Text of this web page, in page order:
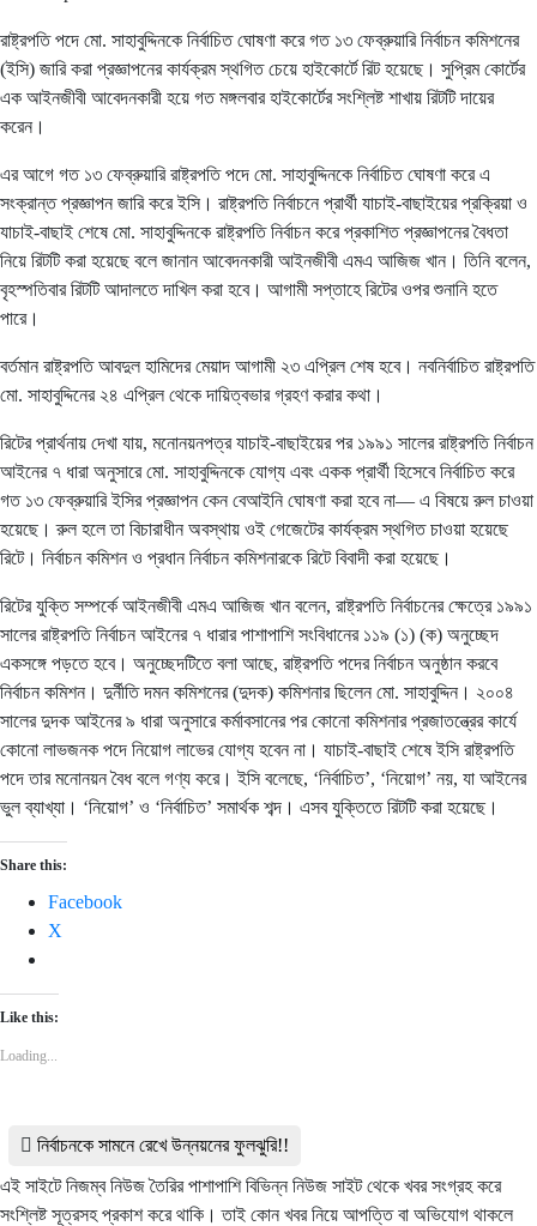
রাষ্ট্রপতি পদে মো. সাহাবুদ্দিনকে নির্বাচিত ঘোষণা করে গত ১৩ ফেব্রুয়ারি নির্বাচন কমিশনের
(ইসি) জারি করা প্রজ্ঞাপনের কার্যক্রম স্থগিত চেয়ে হাইকোর্টে রিট হয়েছে। সুপ্রিম কোর্টের
এক আইনজীবী আবেদনকারী হয়ে গত মঙ্গলবার হাইকোর্টের সংশ্লিষ্ট শাখায় রিটটি দায়ের
করেন।
এর আগে গত ১৩ ফেব্রুয়ারি রাষ্ট্রপতি পদে মো. সাহাবুদ্দিনকে নির্বাচিত ঘোষণা করে এ
সংক্রান্ত প্রজ্ঞাপন জারি করে ইসি। রাষ্ট্রপতি নির্বাচনে প্রার্থী যাচাই-বাছাইয়ের প্রক্রিয়া ও
যাচাই-বাছাই শেষে মো. সাহাবুদ্দিনকে রাষ্ট্রপতি নির্বাচন করে প্রকাশিত প্রজ্ঞাপনের বৈধতা
নিয়ে রিটটি করা হয়েছে বলে জানান আবেদনকারী আইনজীবী এমএ আজিজ খান। তিনি বলেন,
বৃহস্পতিবার রিটটি আদালতে দাখিল করা হবে। আগামী সপ্তাহে রিটের ওপর শুনানি হতে
পারে।
বর্তমান রাষ্ট্রপতি আবদুল হামিদের মেয়াদ আগামী ২৩ এপ্রিল শেষ হবে। নবনির্বাচিত রাষ্ট্রপতি
মো. সাহাবুদ্দিনের ২৪ এপ্রিল থেকে দায়িত্বভার গ্রহণ করার কথা।
রিটের প্রার্থনায় দেখা যায়, মনোনয়নপত্র যাচাই-বাছাইয়ের পর ১৯৯১ সালের রাষ্ট্রপতি নির্বাচন
আইনের ৭ ধারা অনুসারে মো. সাহাবুদ্দিনকে যোগ্য এবং একক প্রার্থী হিসেবে নির্বাচিত করে
গত ১৩ ফেব্রুয়ারি ইসির প্রজ্ঞাপন কেন বেআইনি ঘোষণা করা হবে না— এ বিষয়ে রুল চাওয়া
হয়েছে। রুল হলে তা বিচারাধীন অবস্থায় ওই গেজেটের কার্যক্রম স্থগিত চাওয়া হয়েছে
রিটে। নির্বাচন কমিশন ও প্রধান নির্বাচন কমিশনারকে রিটে বিবাদী করা হয়েছে।
রিটের যুক্তি সম্পর্কে আইনজীবী এমএ আজিজ খান বলেন, রাষ্ট্রপতি নির্বাচনের ক্ষেত্রে ১৯৯১
সালের রাষ্ট্রপতি নির্বাচন আইনের ৭ ধারার পাশাপাশি সংবিধানের ১১৯ (১) (ক) অনুচ্ছেদ
একসঙ্গে পড়তে হবে। অনুচ্ছেদটিতে বলা আছে, রাষ্ট্রপতি পদের নির্বাচন অনুষ্ঠান করবে
নির্বাচন কমিশন। দুর্নীতি দমন কমিশনের (দুদক) কমিশনার ছিলেন মো. সাহাবুদ্দিন। ২০০৪
সালের দুদক আইনের ৯ ধারা অনুসারে কর্মাবসানের পর কোনো কমিশনার প্রজাতন্ত্রের কার্যে
কোনো লাভজনক পদে নিয়োগ লাভের যোগ্য হবেন না। যাচাই-বাছাই শেষে ইসি রাষ্ট্রপতি
পদে তার মনোনয়ন বৈধ বলে গণ্য করে। ইসি বলেছে, ‘নির্বাচিত’, ‘নিয়োগ’ নয়, যা আইনের
ভুল ব্যাখ্যা। ‘নিয়োগ’ ও ‘নির্বাচিত’ সমার্থক শব্দ। এসব যুক্তিতে রিটটি করা হয়েছে।
Share this:
Facebook
X
Like this:
Loading...
নির্বাচনকে সামনে রেখে উন্নয়নের ফুলঝুরি!!
এই সাইটে নিজম্ব নিউজ তৈরির পাশাপাশি বিভিন্ন নিউজ সাইট থেকে খবর সংগ্রহ করে
সংশ্লিষ্ট সূত্রসহ প্রকাশ করে থাকি। তাই কোন খবর নিয়ে আপত্তি বা অভিযোগ থাকলে